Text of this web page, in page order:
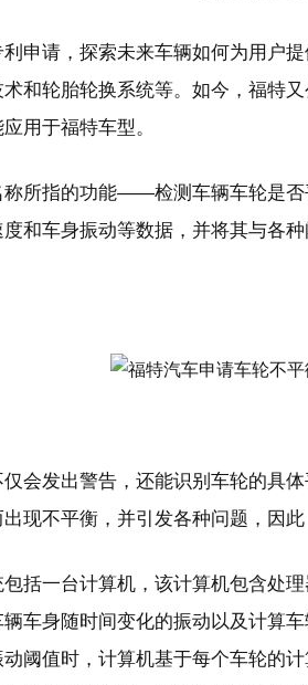
申请，探索未来车辆如何为用户
和轮胎轮换系统等。如今，福特
用于福特车型。
所指的功能——检测车辆车轮是
和车身振动等数据，并将其与各
会发出警告，还能识别车轮的具
现不平衡，并引发各种问题，因
括一台计算机，该计算机包含处
车身随时间变化的振动以及计算
阈值时，计算机基于每个车轮的